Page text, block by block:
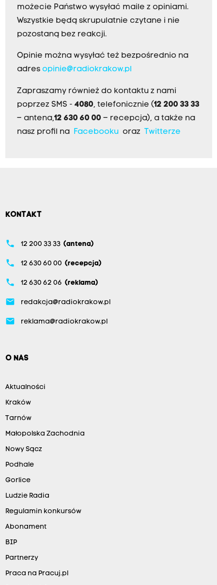
możecie Państwo wysyłać maile z opiniami.
Wszystkie będą skrupulatnie czytane i nie
pozostaną bez reakcji.
Opinie można wysyłać też bezpośrednio na
adres opinie@radiokrakow.pl
Zapraszamy również do kontaktu z nami
poprzez SMS - 4080, telefonicznie (12 200 33 33
– antena,12 630 60 00 – recepcja), a także na
nasz profil na
Facebookuoraz Twitterze
KONTAKT
phone 12 200 33 33 (antena)
phone 12 630 60 00 (recepcja)
phone 12 630 62 06 (reklama)
email redakcja@radiokrakow.pl
email reklama@radiokrakow.pl
O NAS
Aktualności
Kraków
Tarnów
Małopolska Zachodnia
Nowy Sącz
Podhale
Gorlice
Ludzie Radia
Regulamin konkursów
Abonament
BIP
Partnerzy
Praca na Pracuj.pl